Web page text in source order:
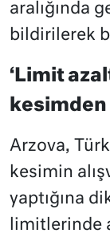
aralığında
bildirilerek
‘Limit
kesimden
Arzova,
kesimin
yaptığına
limitlerinde